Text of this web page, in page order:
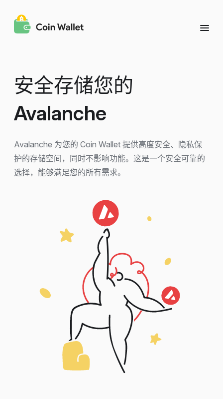
安全存储您的
Avalanche
Avalanche 为您的 Coin Wallet 提供高度安全、隐私保
护的存储空间，同时不影响功能。这是一个安全可靠的
选择，能够满足您的所有需求。